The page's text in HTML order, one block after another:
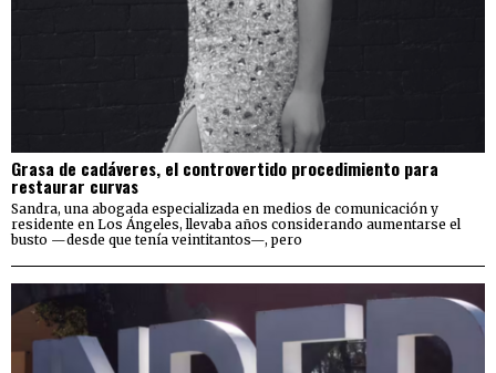
Grasa de cadáveres, el controvertido procedimiento para
restaurar curvas
Sandra, una abogada especializada en medios de comunicación y
residente en Los Ángeles, llevaba años considerando aumentarse el
busto —desde que tenía veintitantos—, pero